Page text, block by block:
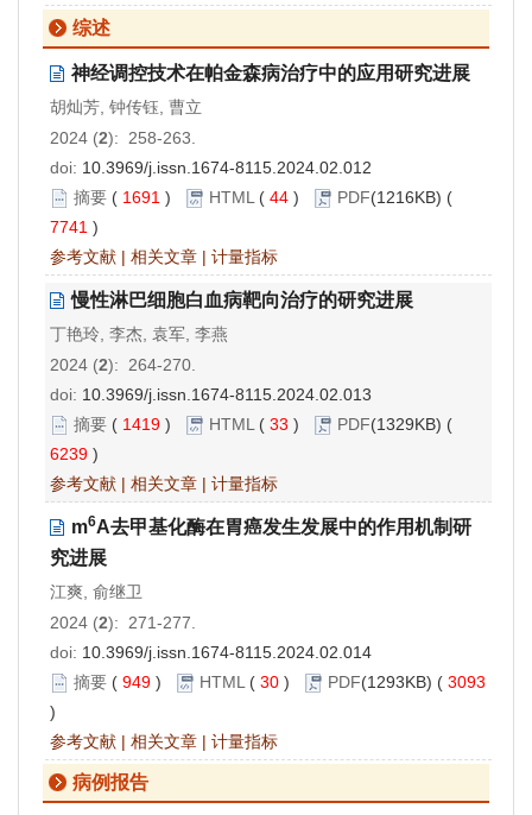
综述
神经调控技术在帕金森病治疗中的应用研究进展
胡灿芳, 钟传钰, 曹立
2024 (2): 258-263.
doi: 10.3969/j.issn.1674-8115.2024.02.012
摘要 ( 1691 ) HTML ( 44 ) PDF(1216KB) (
7741 )
参考文献 | 相关文章 | 计量指标
慢性淋巴细胞白血病靶向治疗的研究进展
丁艳玲, 李杰, 袁军, 李燕
2024 (2): 264-270.
doi: 10.3969/j.issn.1674-8115.2024.02.013
摘要 ( 1419 ) HTML ( 33 ) PDF(1329KB) (
6239 )
参考文献 | 相关文章 | 计量指标
m6A去甲基化酶在胃癌发生发展中的作用机制研
究进展
江爽, 俞继卫
2024 (2): 271-277.
doi: 10.3969/j.issn.1674-8115.2024.02.014
摘要 ( 949 ) HTML ( 30 ) PDF(1293KB) ( 3093
)
参考文献 | 相关文章 | 计量指标
病例报告